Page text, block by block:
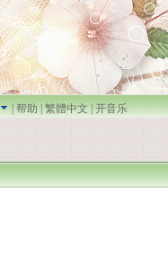
|帮助|繁體中文 |开音乐